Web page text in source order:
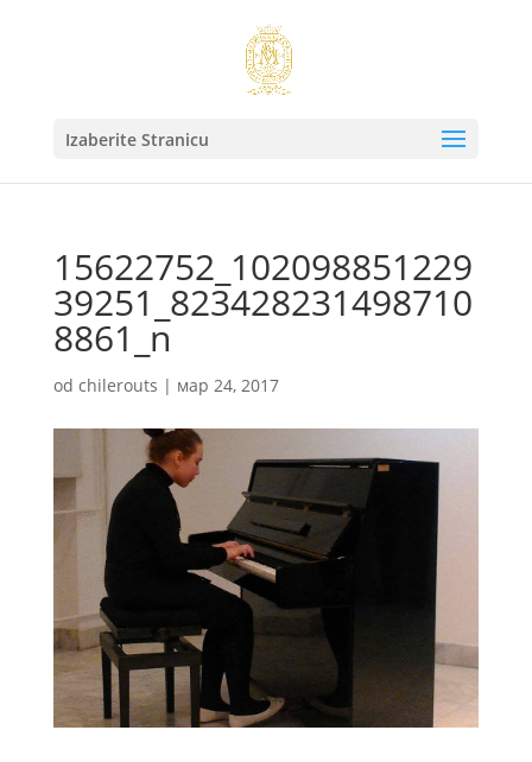
Izaberite Stranicu
15622752_102098851229
39251_823428231498710
8861_n
od chilerouts | мар 24, 2017